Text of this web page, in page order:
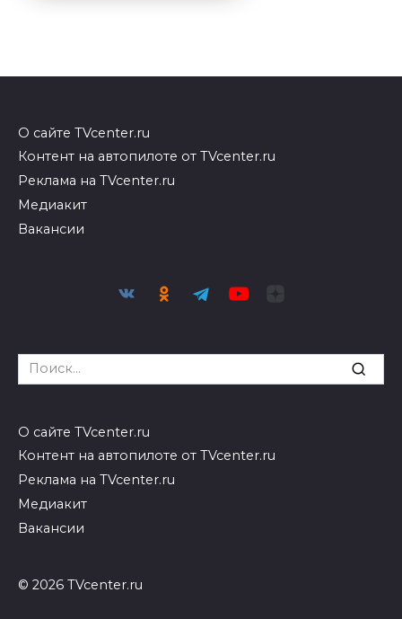
О сайте TVcenter.ru
Контент на автопилоте от TVcenter.ru
Реклама на TVcenter.ru
Медиакит
Вакансии
Search
for:
О сайте TVcenter.ru
Контент на автопилоте от TVcenter.ru
Реклама на TVcenter.ru
Медиакит
Вакансии
© 2026 TVcenter.ru